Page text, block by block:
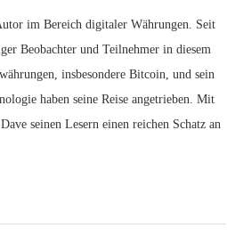
im Bereich digitaler Währungen. Seit
Beobachter und Teilnehmer in diesem
insbesondere Bitcoin, und sein
haben seine Reise angetrieben. Mit
seinen Lesern einen reichen Schatz an